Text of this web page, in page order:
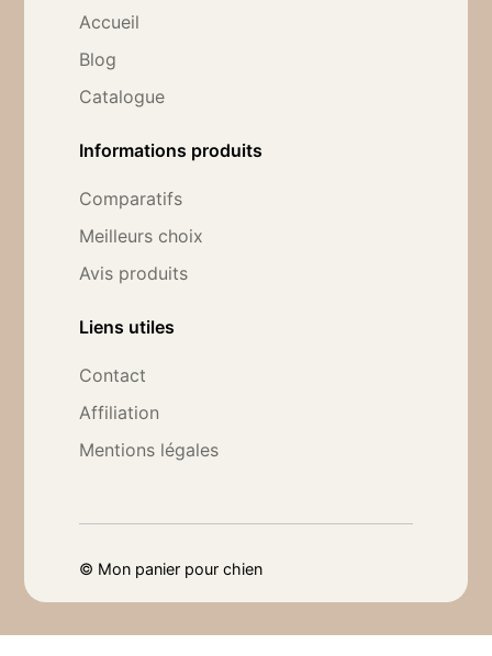
Accueil
Blog
Catalogue
Informations produits
Comparatifs
Meilleurs choix
Avis produits
Liens utiles
Contact
Affiliation
Mentions légales
© Mon panier pour chien